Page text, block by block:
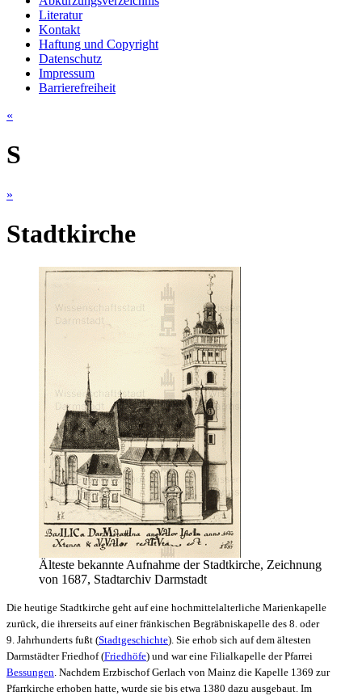
Literatur
Kontakt
Haftung und Copyright
Datenschutz
Impressum
Barrierefreiheit
«
S
»
Stadtkirche
Älteste bekannte Aufnahme der Stadtkirche, Zeichnung
von 1687, Stadtarchiv Darmstadt
Die heutige Stadtkirche geht auf eine hochmittelalterliche Marienkapelle
zurück, die ihrerseits auf einer fränkischen Begräbniskapelle des 8. oder
9. Jahrhunderts fußt (Stadtgeschichte). Sie erhob sich auf dem ältesten
Darmstädter Friedhof (Friedhöfe) und war eine Filialkapelle der Pfarrei
Bessungen . Nachdem Erzbischof Gerlach von Mainz die Kapelle 1369 zur
Pfarrkirche erhoben hatte, wurde sie bis etwa 1380 dazu ausgebaut. Im